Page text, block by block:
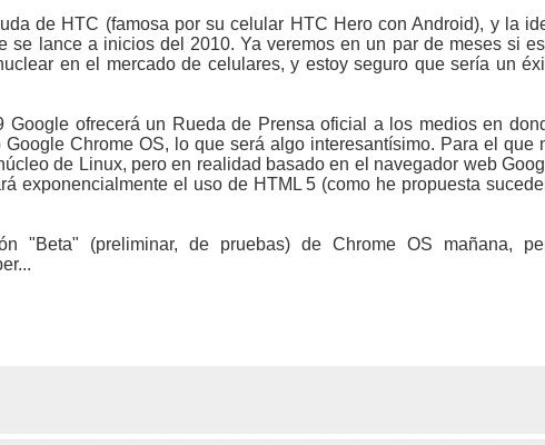
de HTC (famosa por su celular HTC Hero con Android), y la
se lance a inicios del 2010. Ya veremos en un par de meses si
en el mercado de celulares, y estoy seguro que sería un
ofrecerá un Rueda de Prensa oficial a los medios en
Chrome OS, lo que será algo interesantísimo. Para el que
de Linux, pero en realidad basado en el navegador web
exponencialmente el uso de HTML 5 (como he propuesta
"Beta" (preliminar, de pruebas) de Chrome OS mañana,